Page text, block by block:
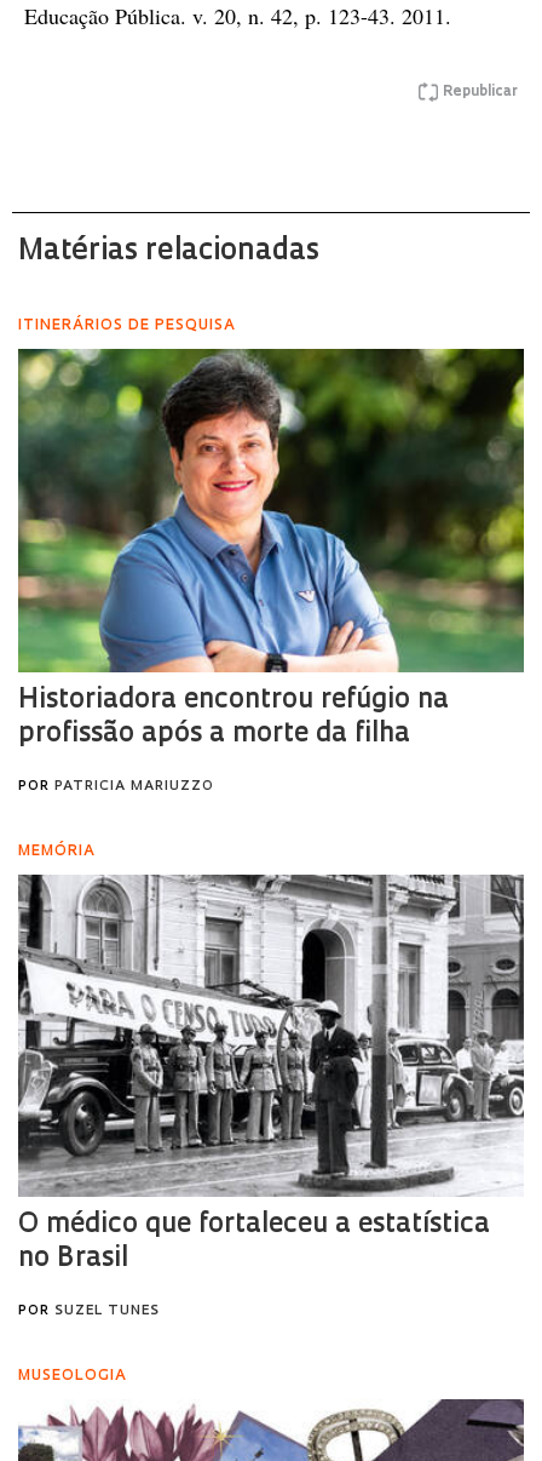
Educação Pública. v. 20, n. 42, p. 123-43. 2011.
Republicar